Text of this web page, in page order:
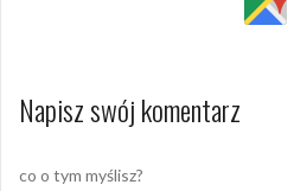
Napisz swój komentarz
co o tym myślisz?